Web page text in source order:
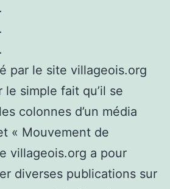
.
.
.
par le site villageois.org
simple fait qu’il se
colonnes d’un média
« Mouvement de
villageois.org a pour
diverses publications sur